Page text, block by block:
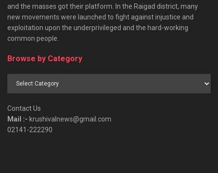
and the masses got their platform. In the Raigad district, many
new movements were launched to fight against injustice and
exploitation upon the underprivileged and the hard-working
common people.
Browse by Category
Contact Us
Mail :- krushivalnews@gmail.com
02141-222290